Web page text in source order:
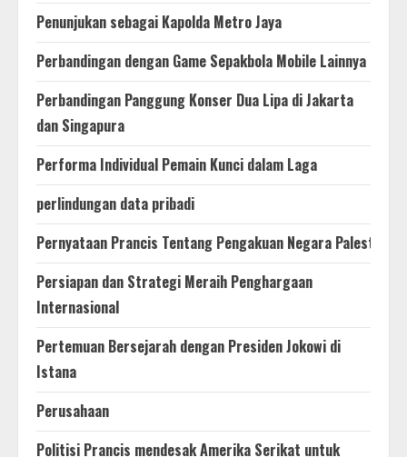
Penunjukan sebagai Kapolda Metro Jaya
Perbandingan dengan Game Sepakbola Mobile Lainnya
Perbandingan Panggung Konser Dua Lipa di Jakarta
dan Singapura
Performa Individual Pemain Kunci dalam Laga
perlindungan data pribadi
Pernyataan Prancis Tentang Pengakuan Negara Palestina
Persiapan dan Strategi Meraih Penghargaan
Internasional
Pertemuan Bersejarah dengan Presiden Jokowi di
Istana
Perusahaan
Politisi Prancis mendesak Amerika Serikat untuk